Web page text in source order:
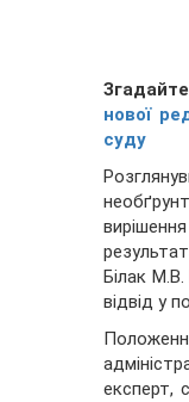
нової
суду
Білак
відвід у
експерт,